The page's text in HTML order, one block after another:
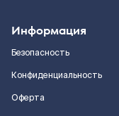
Информация
Безопасность
Конфиденциальность
Оферта